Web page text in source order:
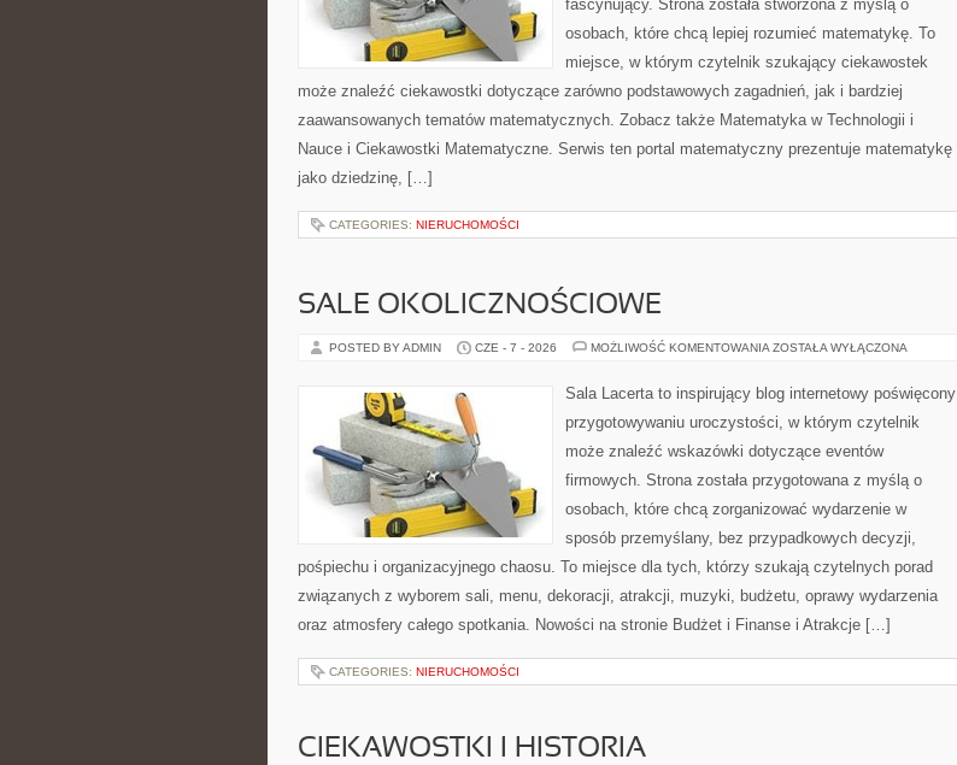
fascynujący. Strona została stworzona z myślą o
osobach, które chcą lepiej rozumieć matematykę. To
miejsce, w którym czytelnik szukający ciekawostek
może znaleźć ciekawostki dotyczące zarówno podstawowych zagadnień, jak i bardziej
zaawansowanych tematów matematycznych. Zobacz także Matematyka w Technologii i
Nauce i Ciekawostki Matematyczne. Serwis ten portal matematyczny prezentuje matematykę
jako dziedzinę, […]
CATEGORIES: NIERUCHOMOŚCI
SALE OKOLICZNOŚCIOWE
POSTED BY ADMIN CZE - 7 - 2026 MOŻLIWOŚĆ KOMENTOWANIA SALE
ZOSTAŁA WYŁĄCZONA
Sala Lacerta to inspirujący blog internetowy poświęcony
przygotowywaniu uroczystości, w którym czytelnik
może znaleźć wskazówki dotyczące eventów
firmowych. Strona została przygotowana z myślą o
osobach, które chcą zorganizować wydarzenie w
sposób przemyślany, bez przypadkowych decyzji,
pośpiechu i organizacyjnego chaosu. To miejsce dla tych, którzy szukają czytelnych porad
związanych z wyborem sali, menu, dekoracji, atrakcji, muzyki, budżetu, oprawy wydarzenia
oraz atmosfery całego spotkania. Nowości na stronie Budżet i Finanse i Atrakcje […]
CATEGORIES: NIERUCHOMOŚCI
CIEKAWOSTKI I HISTORIA